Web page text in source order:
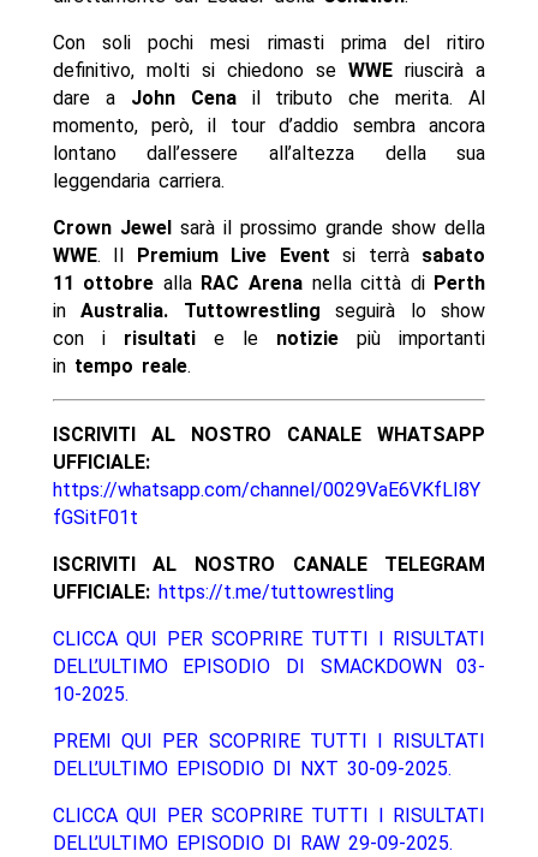
Con soli pochi mesi rimasti prima del ritiro
definitivo, molti si chiedono seWWEriuscirà a
dare a John Cena il tributo che merita. Al
momento, però, il tour d’addio sembra ancora
lontano dall’essere all’altezza della sua
leggendaria carriera.
Crown Jewel sarà il prossimo grande show della
WWE. Il Premium Live Event si terrà sabato
11 ottobre alla RAC Arena nella città di Perth
inAustralia. Tuttowrestling seguirà lo show
con i risultatie le notizie più importanti
in tempo reale.
ISCRIVITI AL NOSTRO CANALE WHATSAPP
UFFICIALE:
https://whatsapp.com/channel/0029VaE6VKfLI8Y
fGSitF01t
ISCRIVITI AL NOSTRO CANALE TELEGRAM
UFFICIALE: https://t.me/tuttowrestling
CLICCA QUI PER SCOPRIRE TUTTI I RISULTATI
DELL’ULTIMO EPISODIO DI SMACKDOWN 03-
10-2025.
PREMI QUI PER SCOPRIRE TUTTI I RISULTATI
DELL’ULTIMO EPISODIO DI NXT 30-09-2025.
CLICCA QUI PER SCOPRIRE TUTTI I RISULTATI
DELL’ULTIMO EPISODIO DI RAW 29-09-2025.